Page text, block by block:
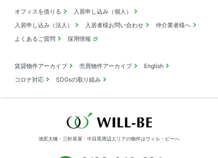
オフィスを借りる
入居申し込み（個人）
入居申し込み（法人）
入居者様お問い合わせ
仲介業者様へ
よくあるご質問
採用情報
賃貸物件アーカイブ 売買物件アーカイブ
English
コロナ対応
SDGsの取り組み
池尻大橋・三軒茶屋・中目黒周辺エリアの物件はウィル・ビーへ